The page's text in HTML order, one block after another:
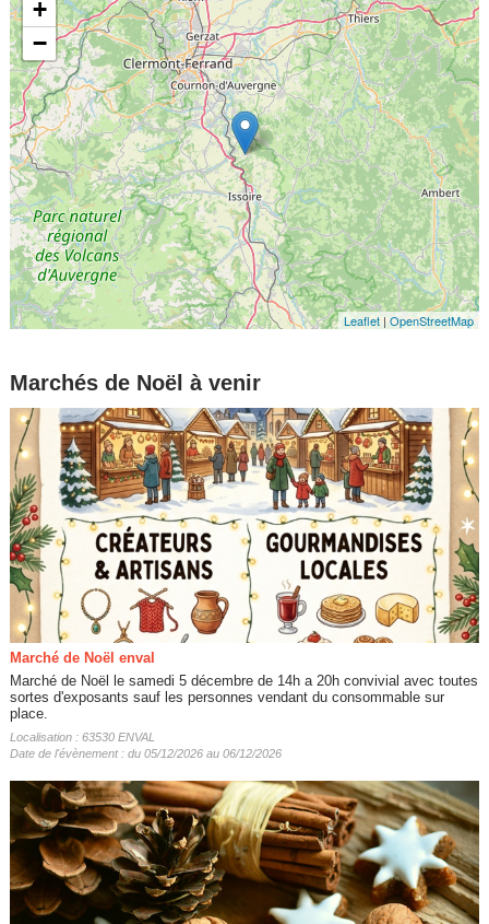
+
−
Leaflet|OpenStreetMap
Marchés de Noël à venir
Marché de Noël enval
Marché de Noël le samedi 5 décembre de 14h a 20h convivial avec toutes
sortes d'exposants sauf les personnes vendant du consommable sur
place.
Localisation : 63530 ENVAL
Date de l'évènement : du 05/12/2026 au 06/12/2026